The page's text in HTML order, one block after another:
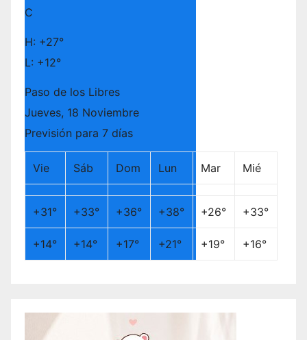
C
H: +27°
L: +12°
Paso de los Libres
Jueves, 18 Noviembre
Previsión para 7 días
Vie Sáb Dom Lun Mar Mié
+31° +33° +36° +38° +26° +33°
+14° +14° +17° +21° +19° +16°